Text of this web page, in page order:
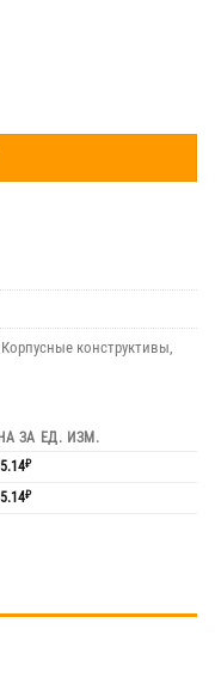
Корпусные конструктивы,
ЗА ЕД. ИЗМ.
₽
₽